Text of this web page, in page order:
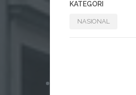
KATEGORI
NASIONAL